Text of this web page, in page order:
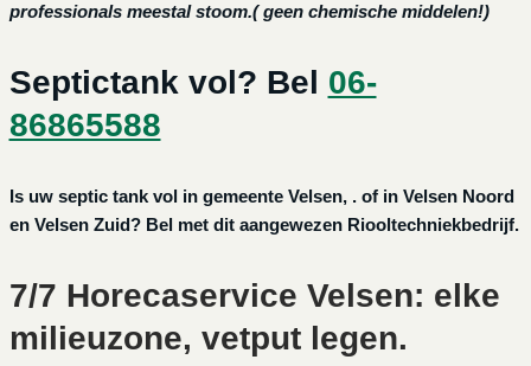
professionals meestal stoom.( geen chemische middelen!)
Septictank vol? Bel 06-
86865588
Is uw septic tank vol in gemeente Velsen, . of in Velsen Noord
en Velsen Zuid? Bel met dit aangewezen Riooltechniekbedrijf.
7/7 Horecaservice Velsen: elke
milieuzone, vetput legen.